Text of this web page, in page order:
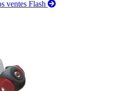
ventes Flash